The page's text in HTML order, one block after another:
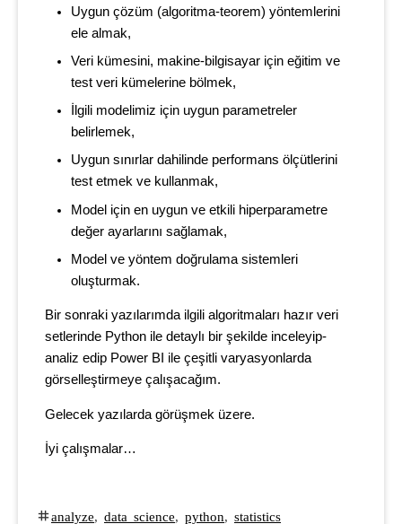
Uygun çözüm (algoritma-teorem) yöntemlerini
ele almak,
Veri kümesini, makine-bilgisayar için eğitim ve
test veri kümelerine bölmek,
İlgili modelimiz için uygun parametreler
belirlemek,
Uygun sınırlar dahilinde performans ölçütlerini
test etmek ve kullanmak,
Model için en uygun ve etkili hiperparametre
değer ayarlarını sağlamak,
Model ve yöntem doğrulama sistemleri
oluşturmak.
Bir sonraki yazılarımda ilgili algoritmaları hazır veri
setlerinde Python ile detaylı bir şekilde inceleyip-
analiz edip Power BI ile çeşitli varyasyonlarda
görselleştirmeye çalışacağım.
Gelecek yazılarda görüşmek üzere.
İyi çalışmalar…
analyze data science python statistics